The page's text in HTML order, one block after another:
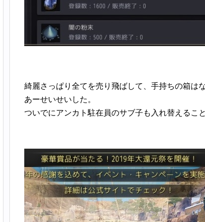
綺麗さっぱり全てを売り飛ばして、手持ちの箱は
あーせいせいした。
ついでにアンカト駐在員のサブ子も入れ替えるこ